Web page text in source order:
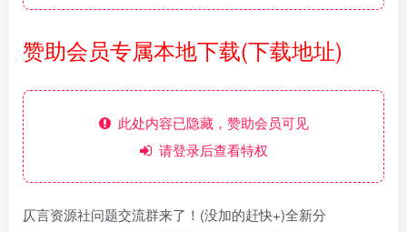
赞助会员专属本地下载(下载地址)
此处内容已隐藏，赞助会员可见
请登录后查看特权
仄言资源社问题交流群来了！(没加的赶快+)全新分